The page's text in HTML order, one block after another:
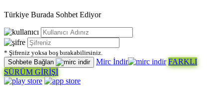
Türkiye Burada Sohbet Ediyor
* Şifreniz yoksa boş bırakabilirsiniz.
Sohbete Bağlan
Mirc İndir
FARKLI
SÜRÜM GİRİŞİ